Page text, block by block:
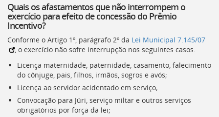
Quais os afastamentos que não interrompem o
exercício para efeito de concessão do Prêmio
Incentivo?
Conforme o Artigo 1º, parágrafo 2º da Lei Municipal 7.145/07
, o exercício não sofre interrupção nos seguintes casos:
Licença maternidade, paternidade, casamento, falecimento
do cônjuge, pais, filhos, irmãos, sogros e avós;
Licença ao servidor acidentado em serviço;
Convocação para Júri, serviço miltar e outros serviços
obrigatórios por força da lei;